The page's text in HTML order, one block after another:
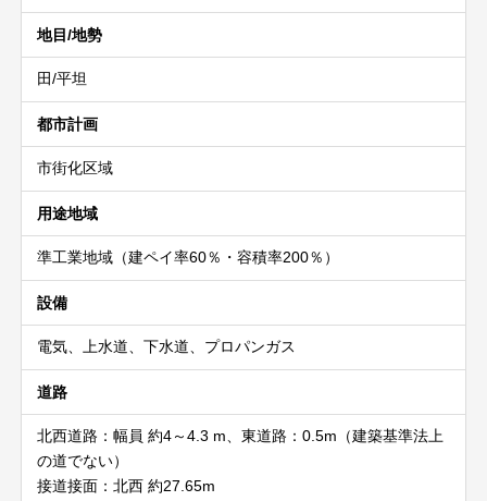
地目/地勢
田/平坦
都市計画
市街化区域
用途地域
準工業地域（建ペイ率60％・容積率200％）
設備
電気、上水道、下水道、プロパンガス
道路
北西道路：幅員 約4～4.3 m、東道路：0.5m（建築基準法上
の道でない）
接道接面：北西 約27.65m